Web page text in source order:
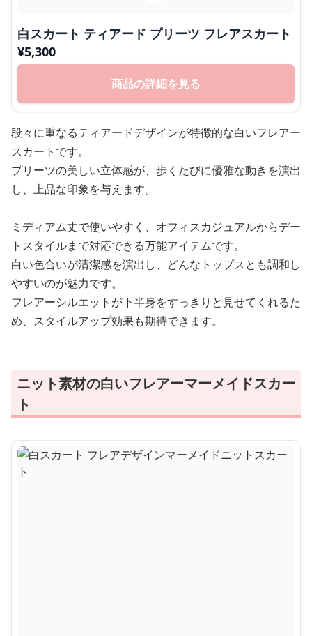
白スカート ティアード プリーツ フレアスカート
¥5,300
商品の詳細を見る
段々に重なるティアードデザインが特徴的な白いフレアー
スカートです。
プリーツの美しい立体感が、歩くたびに優雅な動きを演出
し、上品な印象を与えます。
ミディアム丈で使いやすく、オフィスカジュアルからデー
トスタイルまで対応できる万能アイテムです。
白い色合いが清潔感を演出し、どんなトップスとも調和し
やすいのが魅力です。
フレアーシルエットが下半身をすっきりと見せてくれるた
め、スタイルアップ効果も期待できます。
ニット素材の白いフレアーマーメイドスカー
ト